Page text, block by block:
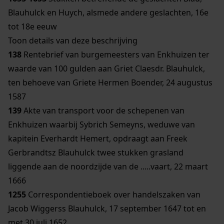
Blauhulck en Huych, alsmede andere geslachten, 16e
tot 18e eeuw
Toon details van deze beschrijving
138 Rentebrief van burgemeesters van Enkhuizen ter
waarde van 100 gulden aan Griet Claesdr. Blauhulck,
ten behoeve van Griete Hermen Boender, 24 augustus
1587
139Akte van transport voor de schepenen van
Enkhuizen waarbij Sybrich Semeyns, weduwe van
kapitein Everhardt Hemert, opdraagt aan Freek
Gerbrandtsz Blauhulck twee stukken grasland
liggende aan de noordzijde van de .....vaart, 22 maart
1666
1255 Correspondentieboek over handelszaken van
Jacob Wiggerss Blauhulck, 17 september 1647 tot en